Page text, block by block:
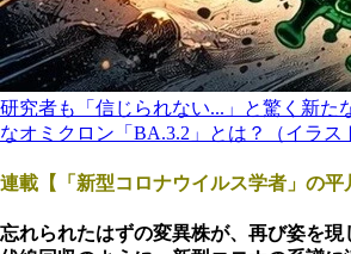
研究者も「信じられない...」と驚く新た
なオミクロン「BA.3.2」とは？（イラス
連載【「新型コロナウイルス学者」の平
忘れられたはずの変異株が、再び姿を